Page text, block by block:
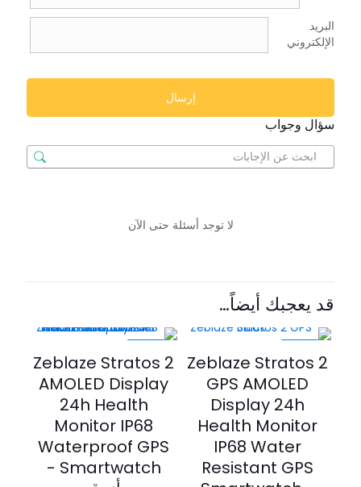
البريد
الإلكتروني
سؤال وجواب
لا توجد أسئلة حتى الآن
قد يعجبك أيضاً…
Zeblaze Stratos 2
GPS AMOLED
Display 24h
Health Monitor
IP68 Water
Resistant GPS
Zeblaze Stratos 2
AMOLED Display
24h Health
Monitor IP68
Waterproof GPS
Smartwatch -